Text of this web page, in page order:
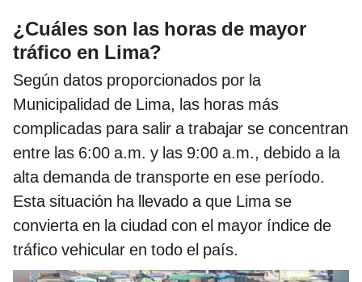
¿Cuáles son las horas de mayor
tráfico en Lima?
Según datos proporcionados por la
Municipalidad de Lima, las horas más
complicadas para salir a trabajar se concentran
entre las 6:00 a.m. y las 9:00 a.m., debido a la
alta demanda de transporte en ese período.
Esta situación ha llevado a que Lima se
convierta en la ciudad con el mayor índice de
tráfico vehicular en todo el país.